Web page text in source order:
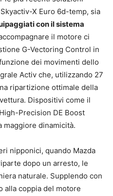
X Euro 6d-temp, sia
con il sistema
il motore ci
G-Vectoring Control in
dei movimenti dello
Activ che, utilizzando 27
ripartizione ottimale della
Dispositivi come il
Precision DE Boost
maggiore dinamicità.
nipponici, quando Mazda
dopo un arresto, le
naturale. Supplendo con
alla coppia del motore